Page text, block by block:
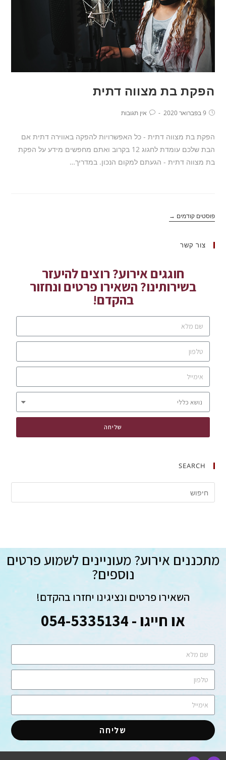
הפקת בת מצווה דתית
9 בפברואר 2020 אין תגובות
הפקת בת מצווה דתית - כל האפשרויות להפקה באווירה דתית אם
הבת שלכם עומדת לחגוג 12 בקרוב ואתם מחפשים מידע על הפקת
בת מצווה דתית - הגעתם למקום הנכון. במדריך…
פוסטים קודמים →
צור קשר
חוגגים אירוע? רוצים להיעזר
בשירותינו? השאירו פרטים ונחזור
בהקדם!
שליחה
SEARCH
מתכננים אירוע? מעוניינים לשמוע פרטים
נוספים?
השאירו פרטים ונציגינו יחזרו בהקדם!
או חייגו - 054-5335134
שליחה